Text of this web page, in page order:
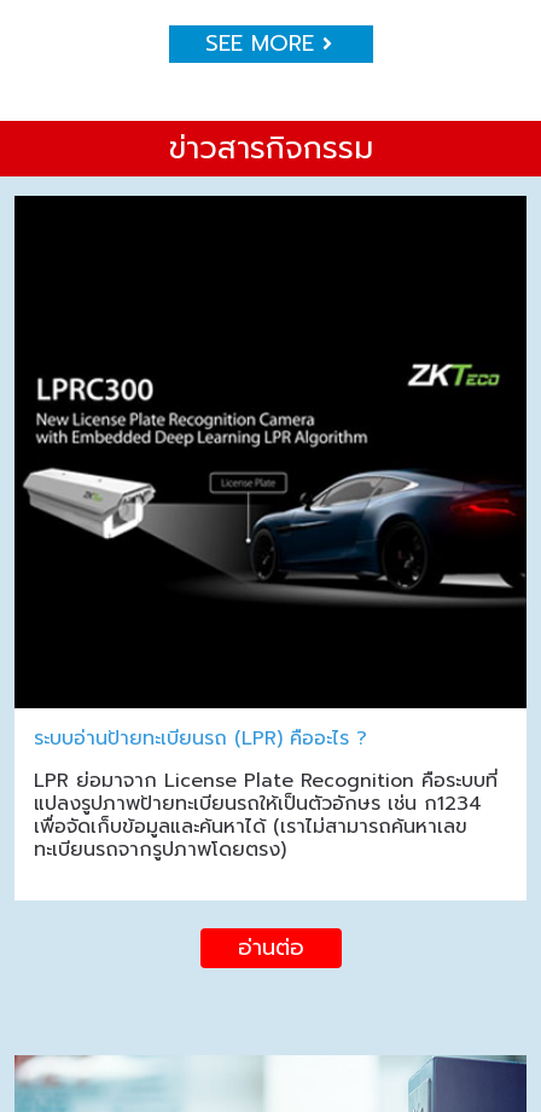
SEE MORE
ข่าวสารกิจกรรม
ระบบอ่านป้ายทะเบียนรถ (LPR) คืออะไร ?
LPR ย่อมาจาก License Plate Recognition คือระบบที่
แปลงรูปภาพป้ายทะเบียนรถให้เป็นตัวอักษร เช่น ก1234
เพื่อจัดเก็บข้อมูลและค้นหาได้ (เราไม่สามารถค้นหาเลข
ทะเบียนรถจากรูปภาพโดยตรง)
อ่านต่อ